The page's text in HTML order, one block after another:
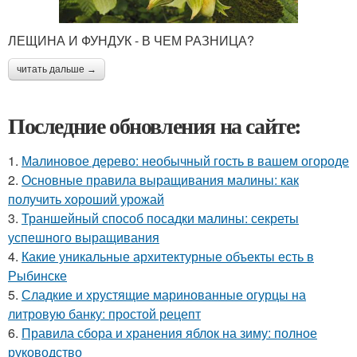
ЛЕЩИНА И ФУНДУК - В ЧЕМ РАЗНИЦА?
читать дальше →
Последние обновления на сайте:
1. Малиновое дерево: необычный гость в вашем огороде
2. Основные правила выращивания малины: как
получить хороший урожай
3. Траншейный способ посадки малины: секреты
успешного выращивания
4. Какие уникальные архитектурные объекты есть в
Рыбинске
5. Сладкие и хрустящие маринованные огурцы на
литровую банку: простой рецепт
6. Правила сбора и хранения яблок на зиму: полное
руководство